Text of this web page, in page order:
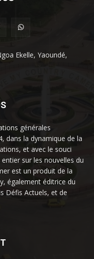
Ekelle, Yaoundé,
générales
dans la dynamique de la
et avec le souci
sur les nouvelles du
est un produit de la
également éditrice du
Défis Actuels, et de